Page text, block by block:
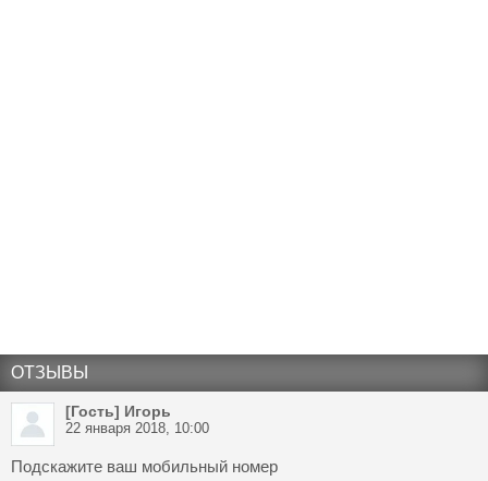
ОТЗЫВЫ
[Гость] Игорь
22 января 2018, 10:00
Подскажите ваш мобильный номер